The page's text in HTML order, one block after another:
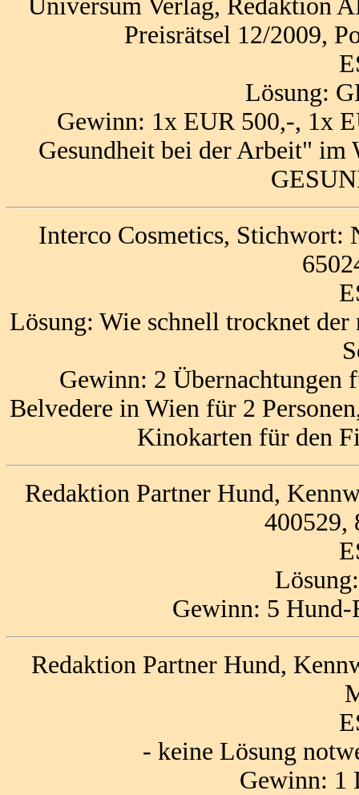
Universum Verlag, Redaktion
Preisrätsel 12/2009,
Lösung:
Gewinn: 1x EUR 500,-, 1x
Gesundheit bei der Arbeit"
Interco Cosmetics, Stichwort:
Lösung: Wie schnell trocknet der
Gewinn: 2 Übernachtungen
Belvedere in Wien für 2
Kinokarten für den
Redaktion Partner Hund,
400529,
Gewinn: 5 Hund-
Redaktion Partner Hund,
- keine Lösung
Gewinn: 1